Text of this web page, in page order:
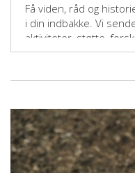
Få viden, råd og
i din indbakke. Vi
aktiviteter, støtte,
der vil gøre en forskel.